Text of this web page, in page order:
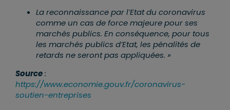
La reconnaissance par l’Etat du coronavirus
comme un cas de force majeure pour ses
marchés publics. En conséquence, pour tous
les marchés publics d’Etat, les pénalités de
retards ne seront pas appliquées. »
Source:
https://www.economie.gouv.fr/coronavirus-
soutien-entreprises